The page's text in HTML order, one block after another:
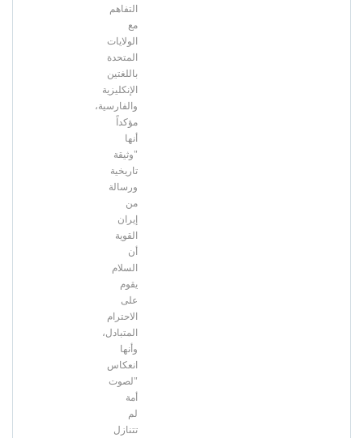
التفاهم
مع
الولايات
المتحدة
باللغتين
الإنكليزية
والفارسية،
مؤكداً
أنها
"وثيقة
تاريخية
ورسالة
من
إيران
القوية
أن
السلام
يقوم
على
الاحترام
المتبادل،
وأنها
انعكاس
"لصوت
أمة
لم
تتنازل